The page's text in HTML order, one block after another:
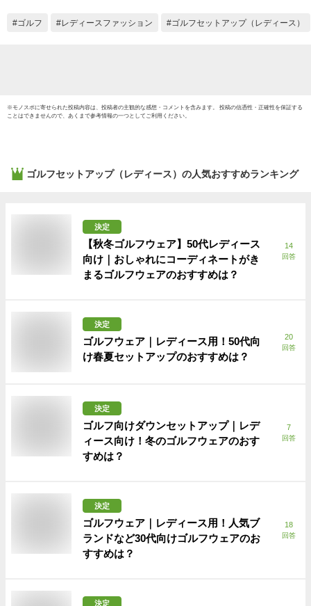
ット Sサイズ Mサイ
ゴルフ レディースファッション ゴルフセットアップ（レディース）
※モノスポに寄せられた投稿内容は、投稿者の主観的な感想・コメントを含みます。 投稿の信憑性・正確性を保証する
ことはできませんので、あくまで参考情報の一つとしてご利用ください。
ゴルフセットアップ（レディース） の人気おすすめランキング
決定
【秋冬ゴルフウェア】50代レディース
向け｜おしゃれにコーディネートがき
まるゴルフウェアのおすすめは？
14
回答
決定
ゴルフウェア｜レディース用！50代向
け春夏セットアップのおすすめは？
20
回答
決定
ゴルフ向けダウンセットアップ｜レデ
ィース向け！冬のゴルフウェアのおす
すめは？
7
回答
決定
ゴルフウェア｜レディース用！人気ブ
ランドなど30代向けゴルフウェアのお
すすめは？
18
回答
決定